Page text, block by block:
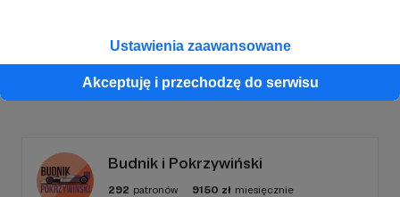
Ustawienia zaawansowane
Akceptuję i przechodzę do serwisu
Promowani autorzy
Budnik i Pokrzywiński
292 patronów 9150 zł miesięcznie